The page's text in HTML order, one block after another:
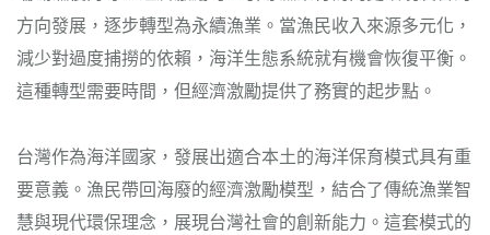
方向發展，逐步轉型為永續漁業。當漁民收入來源多元化，
減少對過度捕撈的依賴，海洋生態系統就有機會恢復平衡。
這種轉型需要時間，但經濟激勵提供了務實的起步點。
台灣作為海洋國家，發展出適合本土的海洋保育模式具有重
要意義。漁民帶回海廢的經濟激勵模型，結合了傳統漁業智
慧與現代環保理念，展現台灣社會的創新能力。這套模式的